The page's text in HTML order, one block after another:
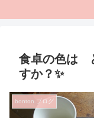
食卓の色は
すか？✨
bonton.ブログ